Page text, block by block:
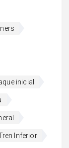
inicial
Inferior